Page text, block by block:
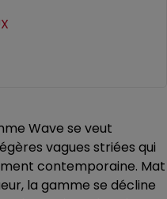
Wave se veut
vagues striées qui
contemporaine. Mat
la gamme se décline